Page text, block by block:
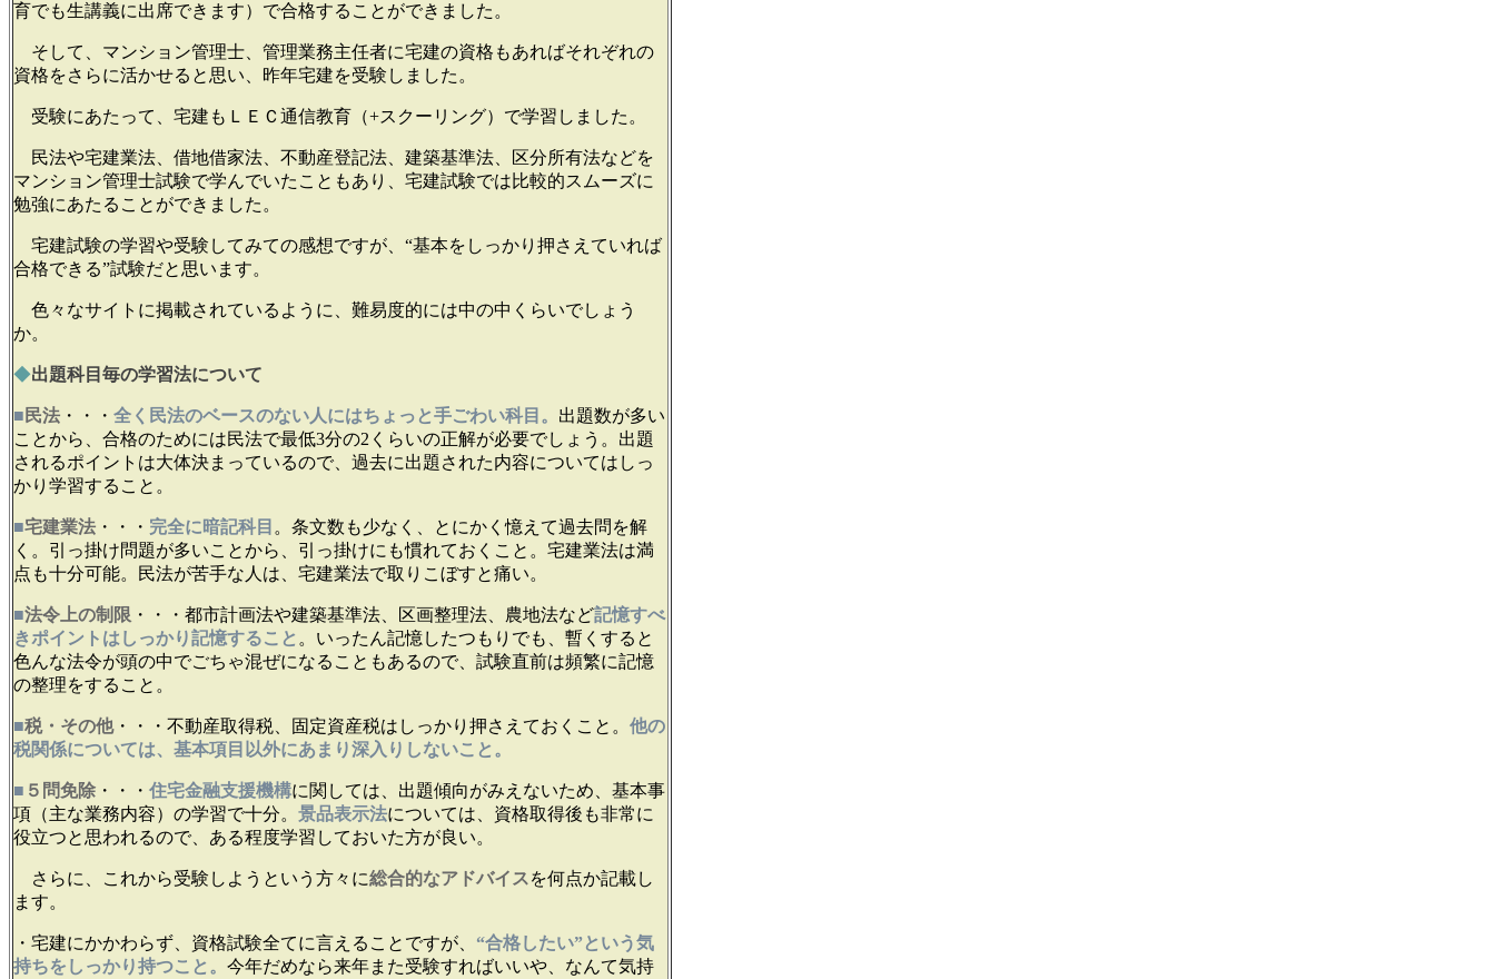
育でも生講義に出席できます）で合格することができました。
そして、マンション管理士、管理業務主任者に宅建の資格もあればそれぞれの
資格をさらに活かせると思い、昨年宅建を受験しました。
受験にあたって、宅建もＬＥＣ通信教育（+スクーリング）で学習しました。
民法や宅建業法、借地借家法、不動産登記法、建築基準法、区分所有法などを
マンション管理士試験で学んでいたこともあり、宅建試験では比較的スムーズに
勉強にあたることができました。
宅建試験の学習や受験してみての感想ですが、“基本をしっかり押さえていれば
合格できる”試験だと思います。
色々なサイトに掲載されているように、難易度的には中の中くらいでしょう
か。
◆出題科目毎の学習法について
■ 民法 ・・・ 全く民法のベースのない人にはちょっと手ごわい科目。 出題数が多い
ことから、合格のためには民法で最低3分の2くらいの正解が必要でしょう。出題
されるポイントは大体決まっているので、過去に出題された内容についてはしっ
かり学習すること。
■宅建業法 ・・・ 完全に暗記科目 。条文数も少なく、とにかく憶えて過去問を解
く。引っ掛け問題が多いことから、引っ掛けにも慣れておくこと。宅建業法は満
点も十分可能。民法が苦手な人は、宅建業法で取りこぼすと痛い。
■法令上の制限 ・・・都市計画法や建築基準法、区画整理法、農地法など記憶すべ
きポイントはしっかり記憶すること 。いったん記憶したつもりでも、暫くすると
色んな法令が頭の中でごちゃ混ぜになることもあるので、試験直前は頻繁に記憶
の整理をすること。
■税・その他・・・不動産取得税、固定資産税はしっかり押さえておくこと。 他の
税関係については、基本項目以外にあまり深入りしないこと。
■ ５問免除 ・・・ 住宅金融支援機構に関しては、出題傾向がみえないため、基本事
項（主な業務内容）の学習で十分。 景品表示法については、資格取得後も非常に
役立つと思われるので、ある程度学習しておいた方が良い。
さらに、これから受験しようという方々に総合的なアドバイス を何点か記載し
ます。
・宅建にかかわらず、資格試験全てに言えることですが、 “合格したい”という気
持ちをしっかり持つこと。 今年だめなら来年また受験すればいいや、なんて気持